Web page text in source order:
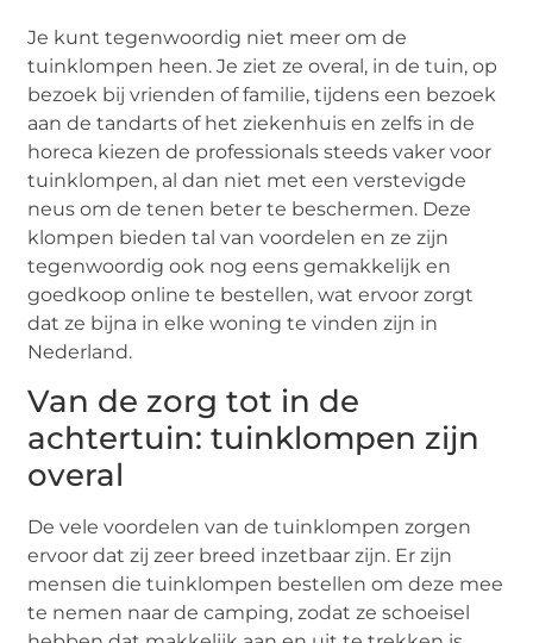
Je kunt tegenwoordig niet meer om de
tuinklompen heen. Je ziet ze overal, in de tuin, op
bezoek bij vrienden of familie, tijdens een bezoek
aan de tandarts of het ziekenhuis en zelfs in de
horeca kiezen de professionals steeds vaker voor
tuinklompen, al dan niet met een verstevigde
neus om de tenen beter te beschermen. Deze
klompen bieden tal van voordelen en ze zijn
tegenwoordig ook nog eens gemakkelijk en
goedkoop online te bestellen, wat ervoor zorgt
dat ze bijna in elke woning te vinden zijn in
Nederland.
Van de zorg tot in de
achtertuin: tuinklompen zijn
overal
De vele voordelen van de tuinklompen zorgen
ervoor dat zij zeer breed inzetbaar zijn. Er zijn
mensen die tuinklompen bestellen om deze mee
te nemen naar de camping, zodat ze schoeisel